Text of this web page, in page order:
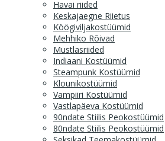
Havai riided
Keskajaegne Riietus
Köögiviljakostüümid
Mehhiko Rõivad
Mustlasriided
Indiaani Kostüümid
Steampunk Kostüümid
Klounikostüümid
Vampiiri Kostüümid
Vastlapäeva Kostüümid
90ndate Stiilis Peokostüümid
80ndate Stiilis Peokostüümid